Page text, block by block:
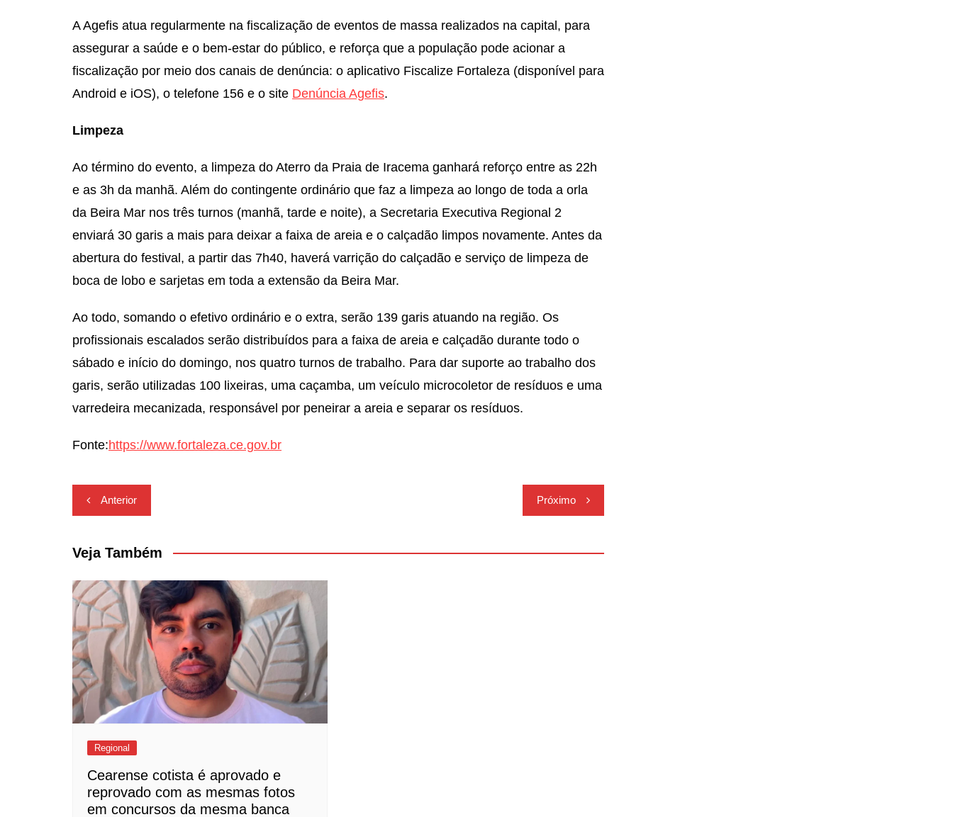
A Agefis atua regularmente na fiscalização de eventos de massa realizados na capital, para
assegurar a saúde e o bem-estar do público, e reforça que a população pode acionar a
fiscalização por meio dos canais de denúncia: o aplicativo Fiscalize Fortaleza (disponível para
Android e iOS), o telefone 156 e o site Denúncia Agefis.
Limpeza
Ao término do evento, a limpeza do Aterro da Praia de Iracema ganhará reforço entre as 22h
e as 3h da manhã. Além do contingente ordinário que faz a limpeza ao longo de toda a orla
da Beira Mar nos três turnos (manhã, tarde e noite), a Secretaria Executiva Regional 2
enviará 30 garis a mais para deixar a faixa de areia e o calçadão limpos novamente. Antes da
abertura do festival, a partir das 7h40, haverá varrição do calçadão e serviço de limpeza de
boca de lobo e sarjetas em toda a extensão da Beira Mar.
Ao todo, somando o efetivo ordinário e o extra, serão 139 garis atuando na região. Os
profissionais escalados serão distribuídos para a faixa de areia e calçadão durante todo o
sábado e início do domingo, nos quatro turnos de trabalho. Para dar suporte ao trabalho dos
garis, serão utilizadas 100 lixeiras, uma caçamba, um veículo microcoletor de resíduos e uma
varredeira mecanizada, responsável por peneirar a areia e separar os resíduos.
Fonte:https://www.fortaleza.ce.gov.br
Navegação
de
Post
Anterior Próximo
Veja Também
Regional
Cearense cotista é aprovado e
reprovado com as mesmas fotos
em concursos da mesma banca